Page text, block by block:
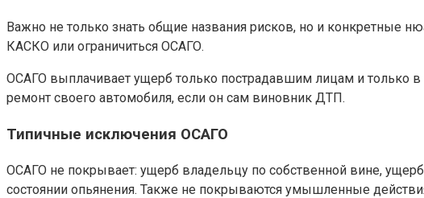
Важно не только знать общие названия рисков, но и конкретные
КАСКО или ограничиться ОСАГО.
ОСАГО выплачивает ущерб только пострадавшим лицам и только
ремонт своего автомобиля, если он сам виновник ДТП.
Типичные исключения ОСАГО
ОСАГО не покрывает: ущерб владельцу по собственной вине,
состоянии опьянения. Также не покрываются умышленные